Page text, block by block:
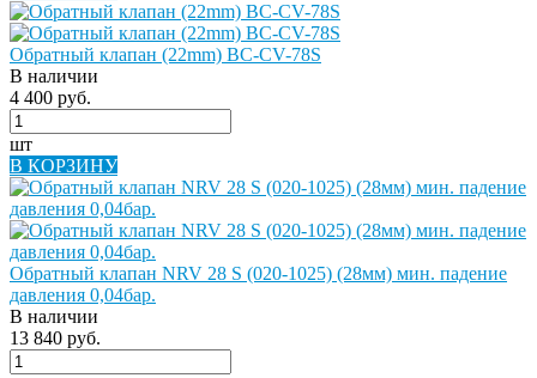
Обратный клапан (22mm) BC-CV-78S
В наличии
4 400 руб.
шт
В КОРЗИНУ
Обратный клапан NRV 28 S (020-1025) (28мм) мин. падение
давления 0,04бар.
В наличии
13 840 руб.